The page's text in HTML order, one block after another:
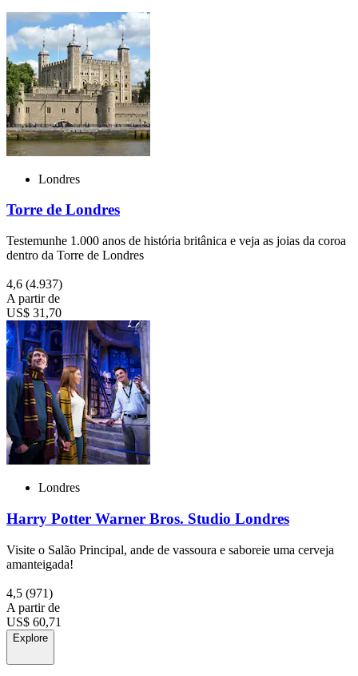
Londres
Torre de Londres
Testemunhe 1.000 anos de história britânica e veja as joias da coroa
dentro da Torre de Londres
4,6 (4.937)
A partir de
US$ 31,70
Londres
Harry Potter Warner Bros. Studio Londres
Visite o Salão Principal, ande de vassoura e saboreie uma cerveja
amanteigada!
4,5 (971)
A partir de
US$ 60,71
Explore